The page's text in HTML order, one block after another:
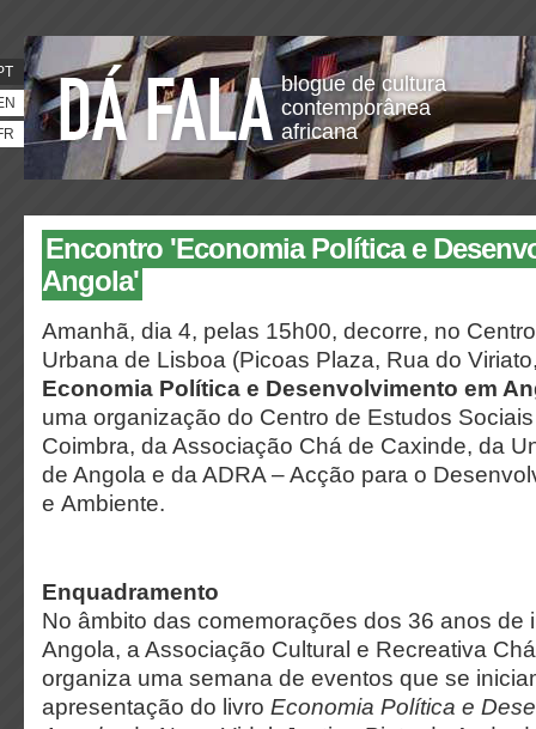
blogue de cultura
contemporânea
africana
Encontro 'Economia Política e
Angola'
Amanhã, dia 4, pelas 15h00, decorre, no
Urbana de Lisboa (Picoas Plaza, Rua do
Economia Política e Desenvolvimento em
uma organização do Centro de Estudos
Coimbra, da Associação Chá de Caxinde, da
de Angola e da ADRA – Acção para o
e Ambiente.
Enquadramento
No âmbito das comemorações dos 36 anos de
Angola, a Associação Cultural e Recreativa
organiza uma semana de eventos que se
apresentação do livro Economia Política e